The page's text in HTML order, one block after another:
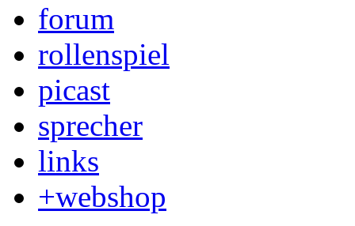
forum
rollenspiel
picast
sprecher
links
+webshop